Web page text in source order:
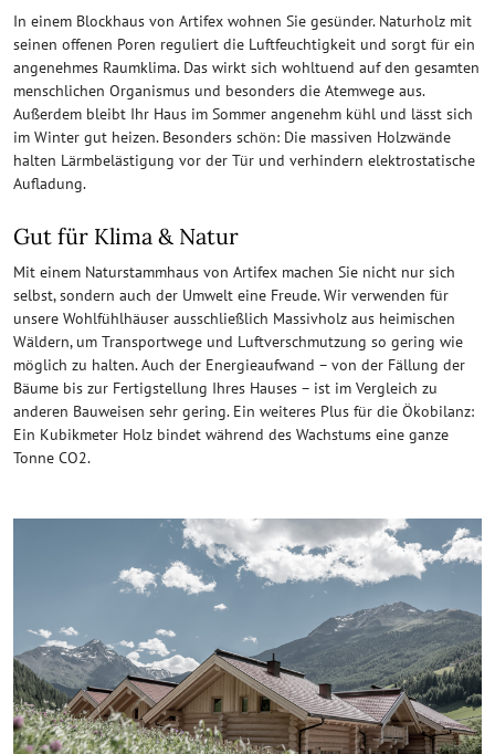
In einem Blockhaus von Artifex wohnen Sie gesünder. Naturholz mit
seinen offenen Poren reguliert die Luftfeuchtigkeit und sorgt für ein
angenehmes Raumklima. Das wirkt sich wohltuend auf den gesamten
menschlichen Organismus und besonders die Atemwege aus.
Außerdem bleibt Ihr Haus im Sommer angenehm kühl und lässt sich
im Winter gut heizen. Besonders schön: Die massiven Holzwände
halten Lärmbelästigung vor der Tür und verhindern elektrostatische
Aufladung.
Gut für Klima & Natur
Mit einem Naturstammhaus von Artifex machen Sie nicht nur sich
selbst, sondern auch der Umwelt eine Freude. Wir verwenden für
unsere Wohlfühlhäuser ausschließlich Massivholz aus heimischen
Wäldern, um Transportwege und Luftverschmutzung so gering wie
möglich zu halten. Auch der Energieaufwand – von der Fällung der
Bäume bis zur Fertigstellung Ihres Hauses – ist im Vergleich zu
anderen Bauweisen sehr gering. Ein weiteres Plus für die Ökobilanz:
Ein Kubikmeter Holz bindet während des Wachstums eine ganze
Tonne CO2.